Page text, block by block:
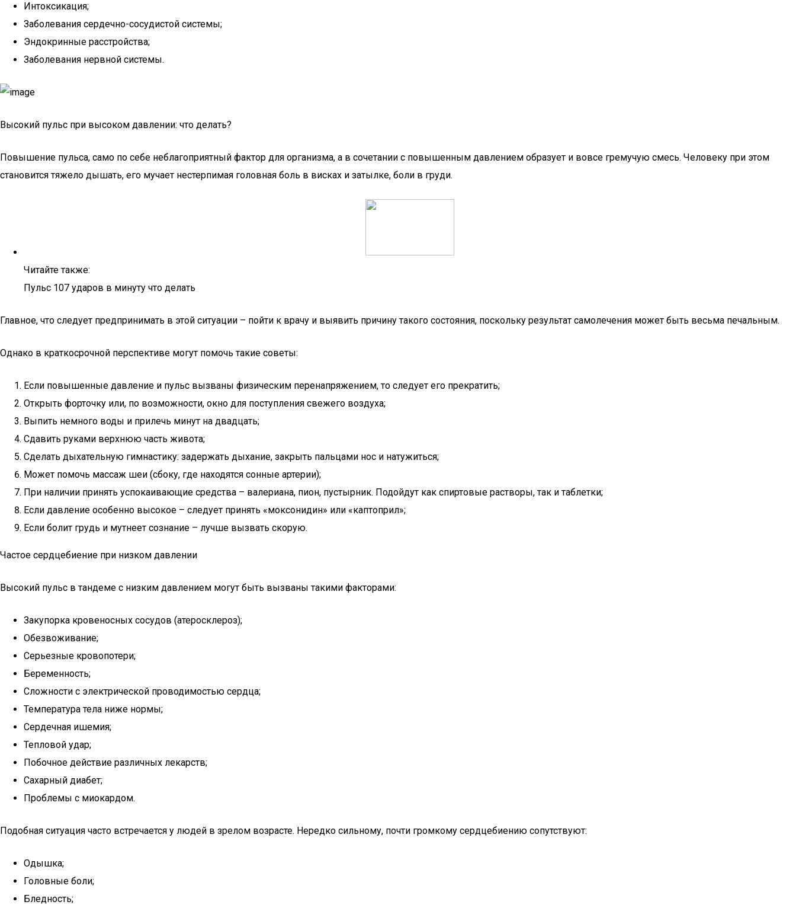
Интоксикация;
Заболевания сердечно-сосудистой системы;
Эндокринные расстройства;
Заболевания нервной системы.
Высокий пульс при высоком давлении: что делать?
Повышение пульса, само по себе неблагоприятный фактор для организма, а в сочетании с повышенным давлением образует и вовсе гремучую смесь. Человеку при этом
становится тяжело дышать, его мучает нестерпимая головная боль в висках и затылке, боли в груди.
Читайте также:
Пульс 107 ударов в минуту что делать
Главное, что следует предпринимать в этой ситуации – пойти к врачу и выявить причину такого состояния, поскольку результат самолечения может быть весьма печальным.
Однако в краткосрочной перспективе могут помочь такие советы:
Если повышенные давление и пульс вызваны физическим перенапряжением, то следует его прекратить;
Открыть форточку или, по возможности, окно для поступления свежего воздуха;
Выпить немного воды и прилечь минут на двадцать;
Сдавить руками верхнюю часть живота;
Сделать дыхательную гимнастику: задержать дыхание, закрыть пальцами нос и натужиться;
Может помочь массаж шеи (сбоку, где находятся сонные артерии);
При наличии принять успокаивающие средства – валериана, пион, пустырник. Подойдут как спиртовые растворы, так и таблетки;
Если давление особенно высокое – следует принять «моксонидин» или «каптоприл»;
Если болит грудь и мутнеет сознание – лучше вызвать скорую.
Частое сердцебиение при низком давлении
Высокий пульс в тандеме с низким давлением могут быть вызваны такими факторами:
Закупорка кровеносных сосудов (атеросклероз);
Обезвоживание;
Серьезные кровопотери;
Беременность;
Сложности с электрической проводимостью сердца;
Температура тела ниже нормы;
Сердечная ишемия;
Тепловой удар;
Побочное действие различных лекарств;
Сахарный диабет;
Проблемы с миокардом.
Подобная ситуация часто встречается у людей в зрелом возрасте. Нередко сильному, почти громкому сердцебиению сопутствуют:
Одышка;
Головные боли;
Бледность;